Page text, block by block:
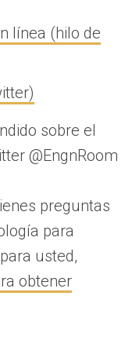
línea (hilo de
sobre el
@EngnRoom
preguntas
para
usted,
obtener